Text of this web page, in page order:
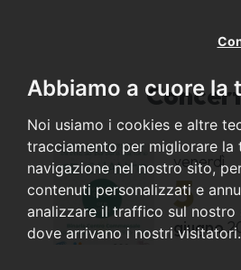
Abbiamo a cuore la
Noi usiamo i cookies e altre
tracciamento per migliorare la
navigazione nel nostro sito,
contenuti personalizzati e
analizzare il traffico sul nostro
dove arrivano i nostri visitatori.
venerdì
5
giugno